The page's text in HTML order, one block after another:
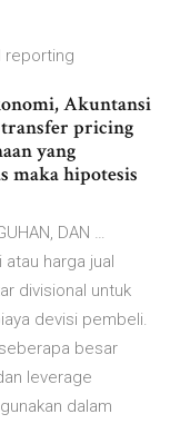
reporting
Akuntansi
transfer pricing
yang
maka hipotesis
DAN …
harga jual
divisional untuk
devisi pembeli.
besar
leverage
dalam